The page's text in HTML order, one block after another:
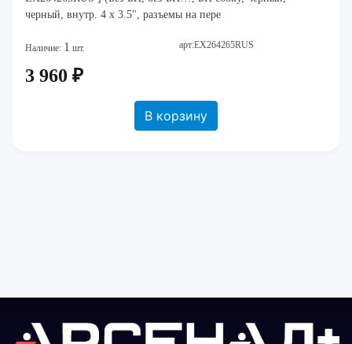
черный, внутр. 4 x 3.5", разъемы на пере
Наличие: 1 шт. арт:EX264265RUS
3 960 ₽
В корзину